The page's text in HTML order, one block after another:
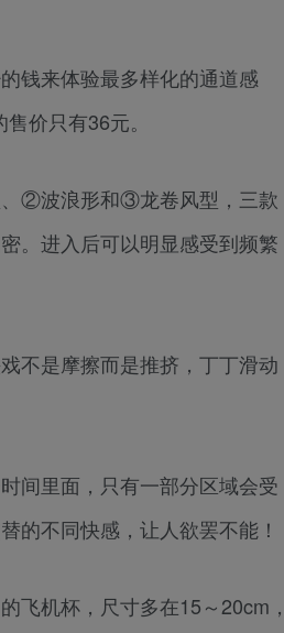
钱来体验最多样化的通道感
价只有36元。
②波浪形和③龙卷风型，三款
。进入后可以明显感受到频繁
不是摩擦而是推挤，丁丁滑动
间里面，只有一部分区域会受
的不同快感，让人欲罢不能！
飞机杯，尺寸多在15～20cm